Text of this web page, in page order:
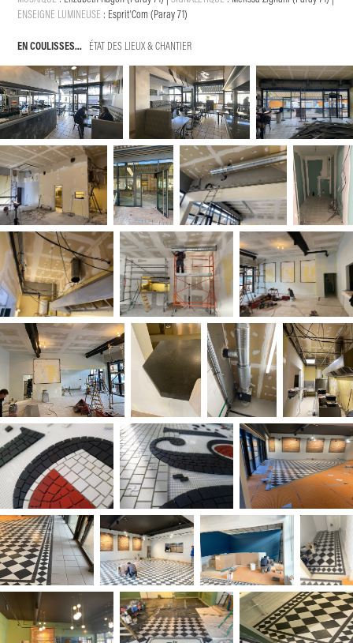
ENSEIGNE LUMINEUSE : Esprit'Com (Paray 71)
EN COULISSES... ÉTAT DES LIEUX & CHANTIER